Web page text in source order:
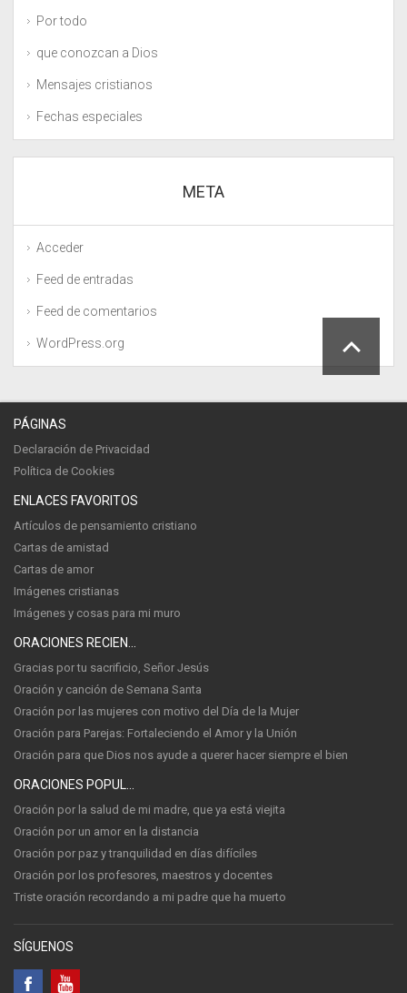
Por todo
que conozcan a Dios
Mensajes cristianos
Fechas especiales
META
Acceder
Feed de entradas
Feed de comentarios
WordPress.org
PÁGINAS
Declaración de Privacidad
Política de Cookies
ENLACES FAVORITOS
Artículos de pensamiento cristiano
Cartas de amistad
Cartas de amor
Imágenes cristianas
Imágenes y cosas para mi muro
Gracias por tu sacrificio, Señor Jesús
Oración y canción de Semana Santa
Oración por las mujeres con motivo del Día de la Mujer
Oración para Parejas: Fortaleciendo el Amor y la Unión
Oración para que Dios nos ayude a querer hacer siempre el bien
Oración por la salud de mi madre, que ya está viejita
Oración por un amor en la distancia
Oración por paz y tranquilidad en días difíciles
Oración por los profesores, maestros y docentes
Triste oración recordando a mi padre que ha muerto
SÍGUENOS